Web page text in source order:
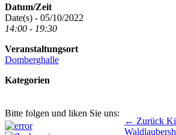
Datum/Zeit
Date(s) - 05/10/2022
14:00 - 19:30
Veranstaltungsort
Domberghalle
Kategorien
Bitte folgen und liken Sie uns:
Beitragsnavigation ← Zurück